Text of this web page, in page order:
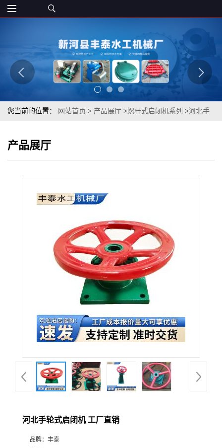
您当前的位置： 网站首页 > 产品展厅 >螺杆式启闭机系列 >河北手
产品展厅
河北手轮式启闭机 工厂直销
品牌： 丰泰